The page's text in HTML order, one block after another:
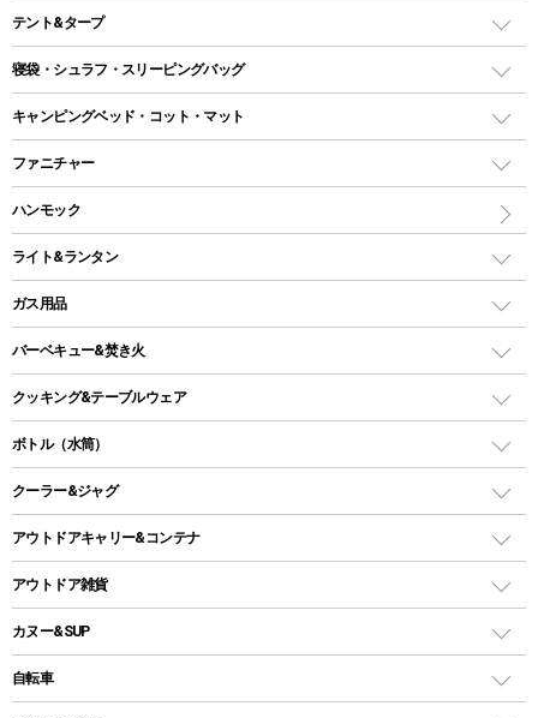
テント&タープ
テント
ツールームテント
ワンポールテント
シェルターテント
ロッジ型・オリジナルテント
タープ
スクエアタープ（レクタタープ）
メッシュタープ
自立式タープ
パラソル
テントアクセサリー
ペグ
グランドシート
寝袋・シュラフ・スリーピングバッグ
レクタングラー型（封筒型）シュラフ
インナーシュラフ
キャンピングベッド・コット・マット
キャンピングベッド・コット
インフレータブルマット
ファニチャー
アウトドアテーブル
レジャーシート
ハンモック
ライト&ランタン
LEDランタン
ガスランタン
オイルランタン
LEDライト
ヘッドライト
キャンドル
ガス用品
ガスバーナー
ガス缶
ガストーチ、ライター
バーベキュー&焚き火
バーベキューコンロ、グリル
焚き火台タイプ（ロースタイル）グリル
卓上タイプグリル
パーティータイプグリル
鉄板、アミ
焚き火台&ストーブ
クッキング&テーブルウェア
ダッチオーブン
ホットサンドメーカー
クッカーセット
シェラカップ
クッキングツール
ボトル（水筒）
ステンレスボトル
コップ付きタイプ
ワンタッチタイプ
プラスチックボトル
ディズニーボトル
クーラー&ジャグ
クーラーボックス
クーラーバッグ
ウォータージャグ
保冷剤
アウトドアキャリー&コンテナ
アウトドアキャリー
アウトドア雑貨
バックパック&バッグ
リュック、バックパック
カヌー&SUP
インフレータブル
自転車